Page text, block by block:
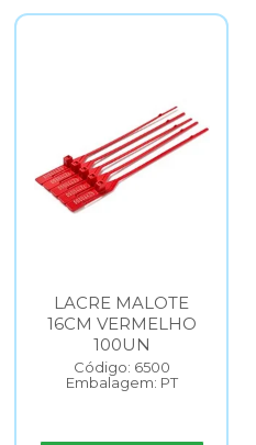
LACRE MALOTE
16CM VERMELHO
100UN
Código: 6500
Embalagem: PT